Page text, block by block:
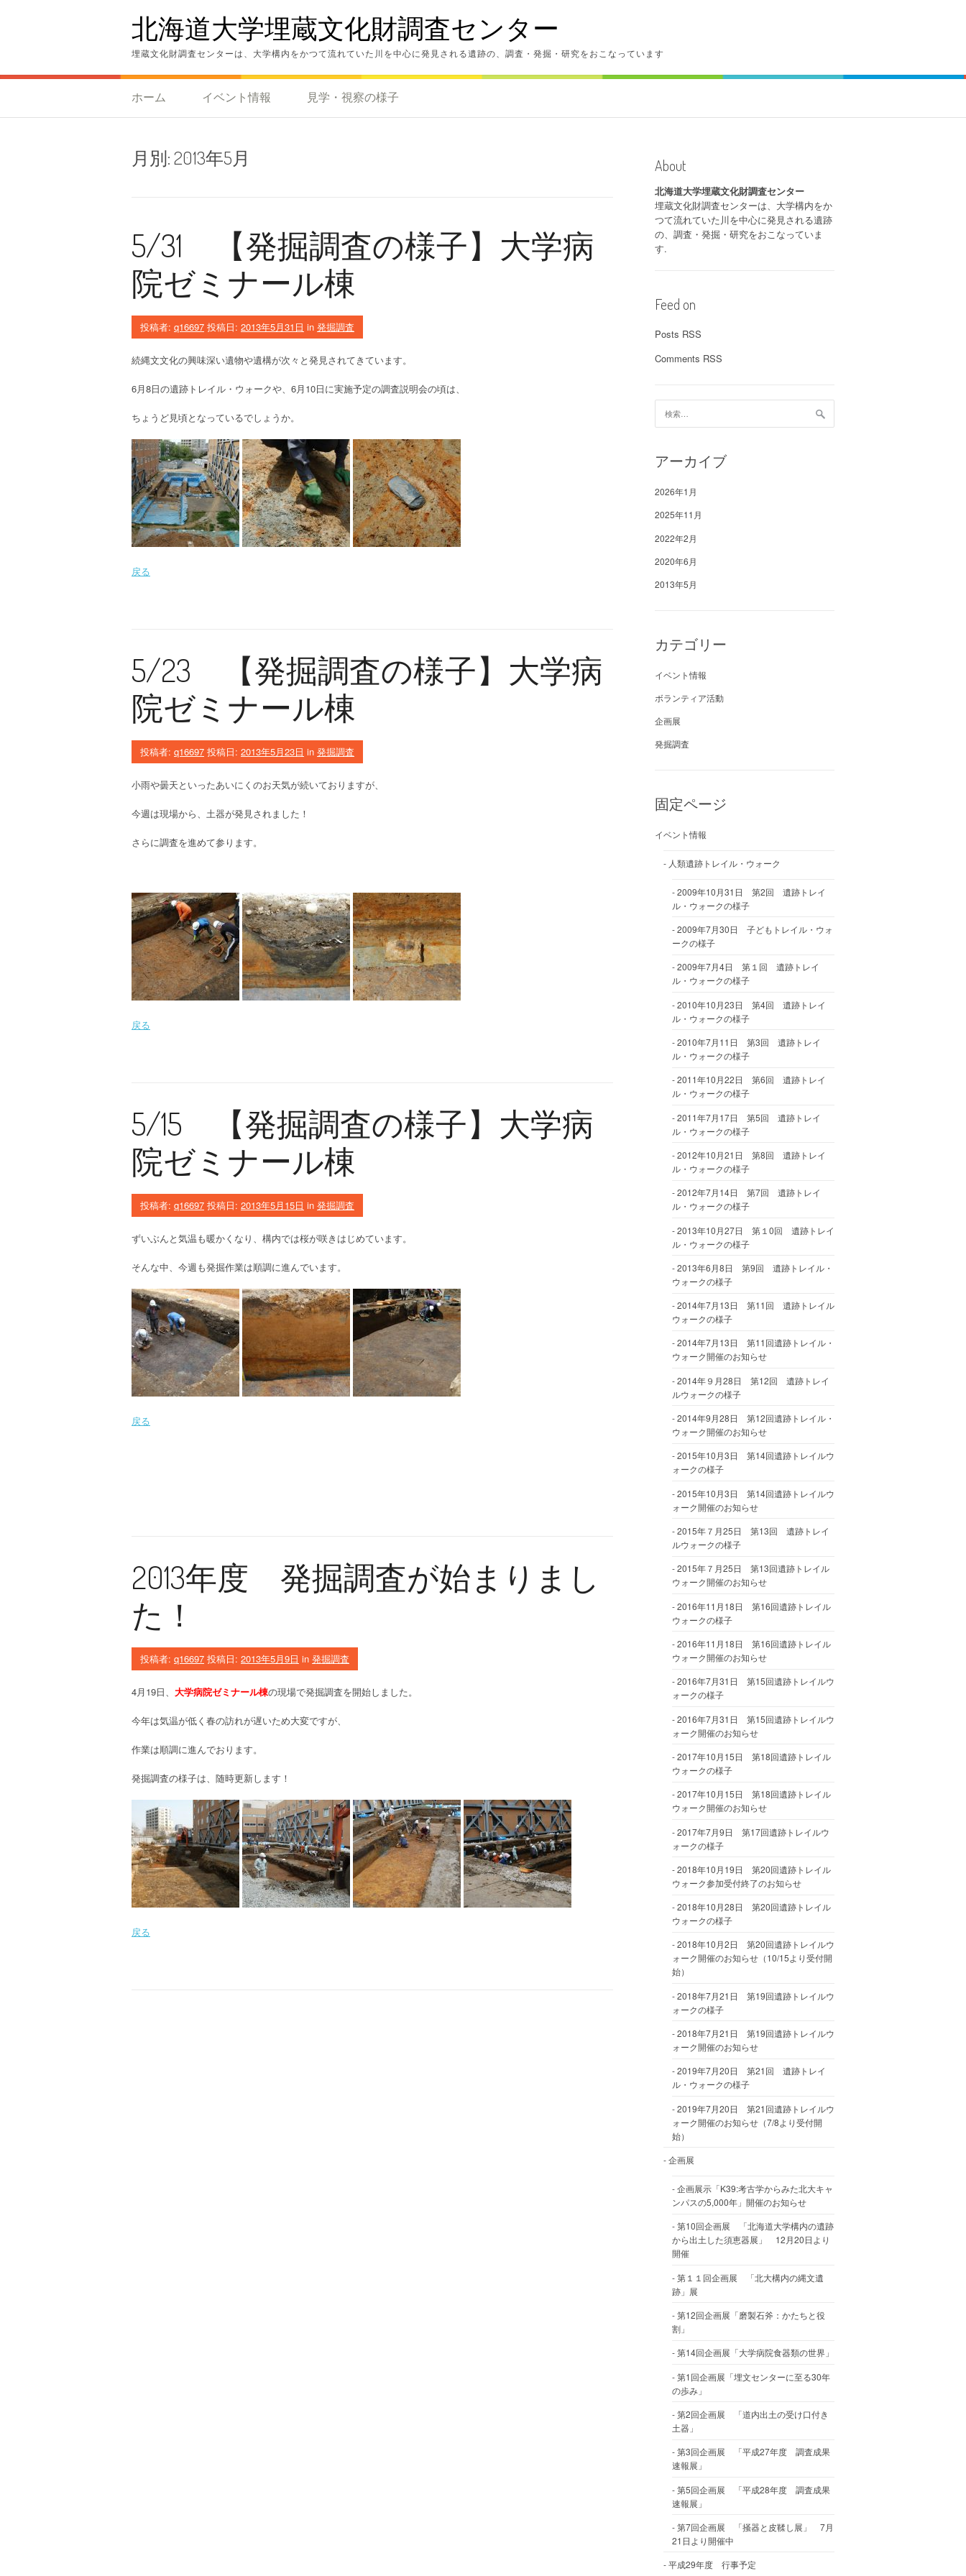
へ
ッ
北海道大学埋蔵文化財調査センター
埋蔵文化財調査センターは、大学構内をかつて流れていた川を中心に発見される遺跡の、調査・発掘・研究をおこなっています
ホーム イベント情報 見学・視察の様子
月別:2013年5月
5/31 【発掘調査の様子】大学病
院ゼミナール棟
投稿者: q16697 投稿日: 2013年5月31日 in 発掘調査
続縄文文化の興味深い遺物や遺構が次々と発見されてきています。
6月8日の遺跡トレイル・ウォークや、6月10日に実施予定の調査説明会の頃は、
ちょうど見頃となっているでしょうか。
戻る
5/23 【発掘調査の様子】大学病
院ゼミナール棟
投稿者: q16697 投稿日: 2013年5月23日 in 発掘調査
小雨や曇天といったあいにくのお天気が続いておりますが、
今週は現場から、土器が発見されました！
さらに調査を進めて参ります。
戻る
5/15 【発掘調査の様子】大学病
院ゼミナール棟
投稿者: q16697 投稿日: 2013年5月15日 in 発掘調査
ずいぶんと気温も暖かくなり、構内では桜が咲きはじめています。
そんな中、今週も発掘作業は順調に進んでいます。
戻る
2013年度 発掘調査が始まりまし
た！
投稿者: q16697 投稿日: 2013年5月9日 in 発掘調査
4月19日、 大学病院ゼミナール棟の現場で発掘調査を開始しました。
今年は気温が低く春の訪れが遅いため大変ですが、
作業は順調に進んでおります。
発掘調査の様子は、随時更新します！
戻る
About
北海道大学埋蔵文化財調査センター
埋蔵文化財調査センターは、大学構内をか
つて流れていた川を中心に発見される遺跡
の、調査・発掘・研究をおこなっていま
す.
Feed on
Posts RSS
Comments RSS
索:
アーカイブ
2026年1月
2025年11月
2022年2月
2020年6月
2013年5月
カテゴリー
イベント情報
ボランティア活動
企画展
発掘調査
固定ページ
イベント情報
人類遺跡トレイル・ウォーク
2009年10月31日 第2回 遺跡トレイ
ル・ウォークの様子
2009年7月30日 子どもトレイル・ウォ
ークの様子
2009年7月4日 第１回 遺跡トレイ
ル・ウォークの様子
2010年10月23日 第4回 遺跡トレイ
ル・ウォークの様子
2010年7月11日 第3回 遺跡トレイ
ル・ウォークの様子
2011年10月22日 第6回 遺跡トレイ
ル・ウォークの様子
2011年7月17日 第5回 遺跡トレイ
ル・ウォークの様子
2012年10月21日 第8回 遺跡トレイ
ル・ウォークの様子
2012年7月14日 第7回 遺跡トレイ
ル・ウォークの様子
2013年10月27日 第１0回 遺跡トレイ
ル・ウォークの様子
2013年6月8日 第9回 遺跡トレイル・
ウォークの様子
2014年7月13日 第11回 遺跡トレイル
ウォークの様子
2014年7月13日 第11回遺跡トレイル・
ウォーク開催のお知らせ
2014年９月28日 第12回 遺跡トレイ
ルウォークの様子
2014年9月28日 第12回遺跡トレイル・
ウォーク開催のお知らせ
2015年10月3日 第14回遺跡トレイルウ
ォークの様子
2015年10月3日 第14回遺跡トレイルウ
ォーク開催のお知らせ
2015年７月25日 第13回 遺跡トレイ
ルウォークの様子
2015年７月25日 第13回遺跡トレイル
ウォーク開催のお知らせ
2016年11月18日 第16回遺跡トレイル
ウォークの様子
2016年11月18日 第16回遺跡トレイル
ウォーク開催のお知らせ
2016年7月31日 第15回遺跡トレイルウ
ォークの様子
2016年7月31日 第15回遺跡トレイルウ
ォーク開催のお知らせ
2017年10月15日 第18回遺跡トレイル
ウォークの様子
2017年10月15日 第18回遺跡トレイル
ウォーク開催のお知らせ
2017年7月9日 第17回遺跡トレイルウ
ォークの様子
2018年10月19日 第20回遺跡トレイル
ウォーク参加受付終了のお知らせ
2018年10月28日 第20回遺跡トレイル
ウォークの様子
2018年10月2日 第20回遺跡トレイルウ
ォーク開催のお知らせ（10/15より受付開
始）
2018年7月21日 第19回遺跡トレイルウ
ォークの様子
2018年7月21日 第19回遺跡トレイルウ
ォーク開催のお知らせ
2019年7月20日 第21回 遺跡トレイ
ル・ウォークの様子
2019年7月20日 第21回遺跡トレイルウ
ォーク開催のお知らせ（7/8より受付開
始）
企画展
企画展示「K39:考古学からみた北大キャ
ンパスの5,000年」開催のお知らせ
第10回企画展 「北海道大学構内の遺跡
から出土した須恵器展」 12月20日より
開催
第１１回企画展 「北大構内の縄文遺
跡」展
第12回企画展「磨製石斧：かたちと役
割」
第14回企画展「大学病院食器類の世界」
第1回企画展「埋文センターに至る30年
の歩み」
第2回企画展 「道内出土の受け口付き
土器」
第3回企画展 「平成27年度 調査成果
速報展」
第5回企画展 「平成28年度 調査成果
速報展」
第7回企画展 「掻器と皮鞣し展」 7月
21日より開催中
平成29年度 行事予定